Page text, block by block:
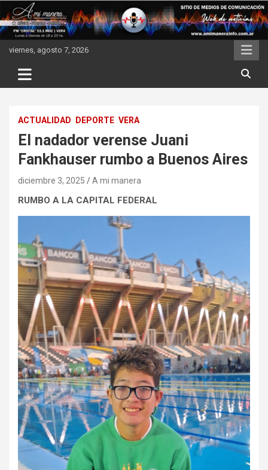
to
content
viernes, agosto 7, 2026
ACTUALIDAD DEPORTE VERA
El nadador verense Juani
Fankhauser rumbo a Buenos Aires
diciembre 3, 2025 A mi manera
RUMBO A LA CAPITAL FEDERAL